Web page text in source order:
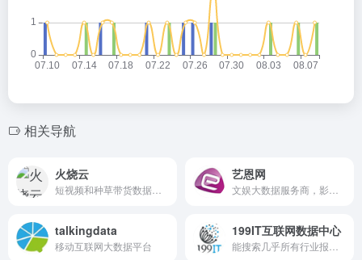
相关导航
火烧云 艺恩网
talkingdata
移动互联网大数据平台
199IT互联网数据中心